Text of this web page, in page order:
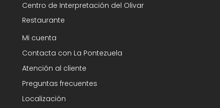
Centro de Interpretación del Olivar
Restaurante
Mi cuenta
Contacta con La Pontezuela
Atención al cliente
Preguntas frecuentes
Localización